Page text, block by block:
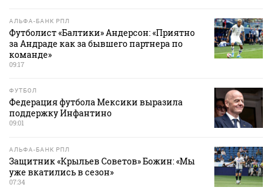
АЛЬФА-БАНК РПЛ
Футболист «Балтики» Андерсон: «Приятно
за Андраде как за бывшего партнера по
команде»
09:17
ФУТБОЛ
Федерация футбола Мексики выразила
поддержку Инфантино
09:01
АЛЬФА-БАНК РПЛ
Защитник «Крыльев Советов» Божин: «Мы
уже вкатились в сезон»
07:34